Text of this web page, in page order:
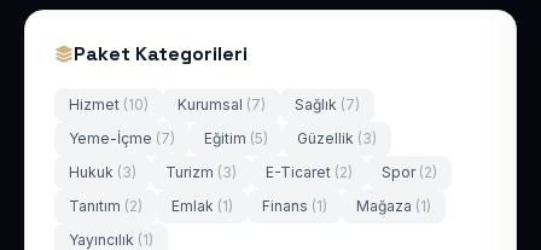
Paket Kategorileri
Hizmet (10) Kurumsal (7) Sağlık (7)
Yeme-İçme (7) Eğitim (5) Güzellik (3)
Hukuk (3) Turizm (3) E-Ticaret (2) Spor (2)
Tanıtım (2) Emlak (1) Finans (1) Mağaza (1)
Yayıncılık (1)